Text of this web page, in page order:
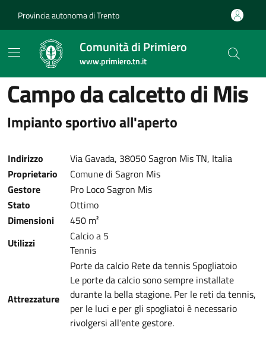
Provincia autonoma di Trento
Comunità di Primiero
www.primiero.tn.it
Campo da calcetto di Mis
Impianto sportivo all'aperto
Indirizzo
Via Gavada, 38050 Sagron Mis TN, Italia
Proprietario
Comune di Sagron Mis
Gestore
Pro Loco Sagron Mis
Stato
Ottimo
Dimensioni
450 m²
Utilizzi
Calcio a 5
Tennis
Attrezzature
Porte da calcio Rete da tennisSpogliatoio
Le porte da calcio sono sempre installate
durante la bella stagione. Per le reti da tennis,
per le luci e per gli spogliatoi è necessario
rivolgersi all'ente gestore.